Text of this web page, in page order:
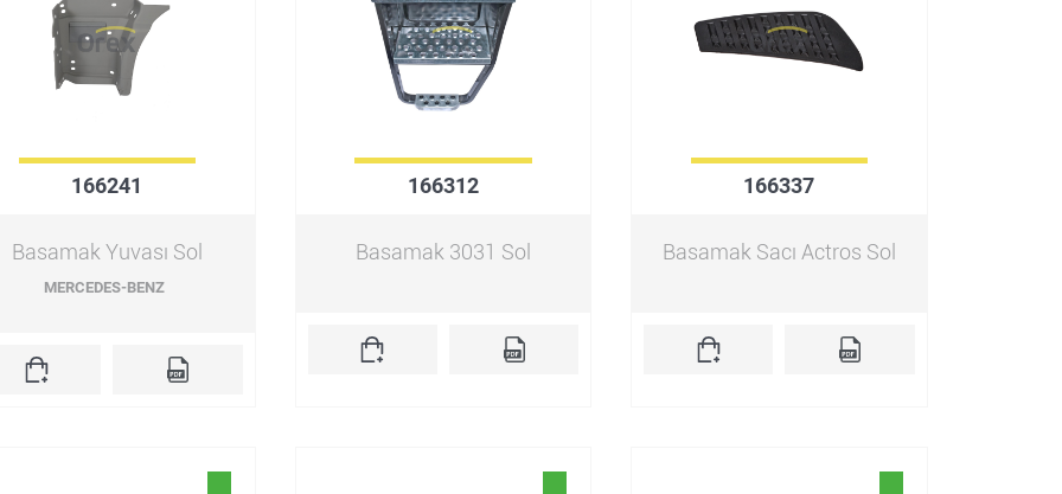
166241
Basamak Yuvası Sol
MERCEDES-BENZ
166312
Basamak 3031 Sol
166337
Basamak Sacı Actros Sol